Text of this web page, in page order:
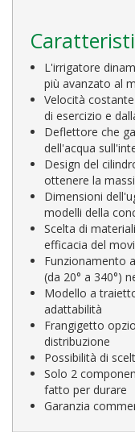
L'irrigatore
più avanzato al
Velocità
di esercizio e
Deflettore che
dell'acqua
Design del
ottenere la
Dimensioni
modelli della
Scelta di
efficacia del
Funzionamento
(da 20° a 340°)
Modello a
adattabilità
Frangigetto
distribuzione
Possibilità di
Solo 2
fatto per durare
Garanzia